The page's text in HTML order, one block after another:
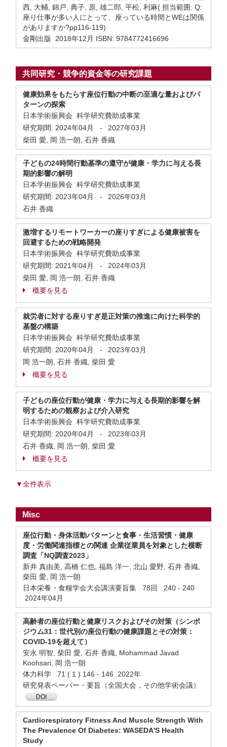
西, 大輔, 錦戸, 典子, 原, 雄二郎, 平松, 利麻( 担当範囲: Q:
座り仕事が多い人にとって、座っている時間とWEは関係
がありますか?pp116-119)
金剛出版 2018年12月 ISBN: 9784772416696
共同研究・競争的資金等の研究課題
健康効果をもたらす座位行動の中断の至適な量およびパ
ターンの探索
日本学術振興会 科学研究費助成事業
研究期間: 2024年04月 -
2027年03月
柴田 愛, 岡 浩一朗, 石井 香織
子どもの24時間行動基準の遵守が健康・学力に与える長
期的影響の解明
日本学術振興会 科学研究費助成事業
研究期間: 2023年04月 -
2026年03月
石井 香織
激増するリモートワーカーの座りすぎによる健康被害を
回避するための戦略開発
日本学術振興会 科学研究費助成事業
研究期間: 2021年04月 -
2024年03月
柴田 愛, 岡 浩一朗, 石井 香織
概要を見る
就労者に対する座りすぎ是正対策の推進に向けた科学的
基盤の構築
日本学術振興会 科学研究費助成事業
研究期間: 2020年04月 -
2023年03月
岡 浩一朗, 石井 香織, 柴田 愛
概要を見る
子どもの座位行動が健康・学力に与える長期的影響を解
明するための観察および介入研究
日本学術振興会 科学研究費助成事業
研究期間: 2020年04月 -
2023年03月
石井 香織, 岡 浩一朗, 柴田 愛
概要を見る
▼全件表示
Misc
座位行動・身体活動パターンと食事・生活習慣・健康
度・労働関連指標との関連 企業従業員を対象とした横断
調査「NQ調査2023」
新井 真由美, 高橋 仁也, 福島 洋一, 北山 愛野, 石井 香織,
柴田 愛, 岡 浩一朗
日本栄養・食糧学会大会講演要旨集 78回 240 - 240
2024年04月
高齢者の座位行動と健康リスクおよびその対策（シンポ
ジウム31：世代別の座位行動の健康課題とその対策：
COVID-19を超えて）
安永 明智, 柴田 愛, 石井 香織, Mohammad Javad
Koohsari, 岡 浩一朗
体力科学 71 ( 1 ) 146 - 146 2022年
研究発表ペーパー・要旨（全国大会，その他学術会議）
DOI
Cardiorespiratory Fitness And Muscle Strength With
The Prevalence Of Diabetes: WASEDA'S Health
Study